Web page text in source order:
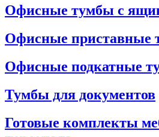
Офисные тумбы с
Офисные приставные
Офисные подкатные
Тумбы для документов
Готовые комплекты